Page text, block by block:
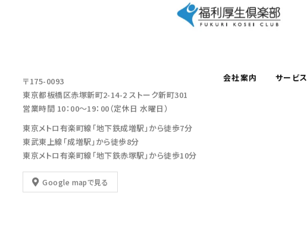
〒175-0093
東京都板橋区赤塚新町2-14-2 ストーク新町301
営業時間 10：00～19：00（定休日 水曜日）
東京メトロ有楽町線「地下鉄成増駅」から徒歩7分
東武東上線「成増駅」から徒歩8分
東京メトロ有楽町線「地下鉄赤塚駅」から徒歩10分
Google mapで見る
会社案内 サービス